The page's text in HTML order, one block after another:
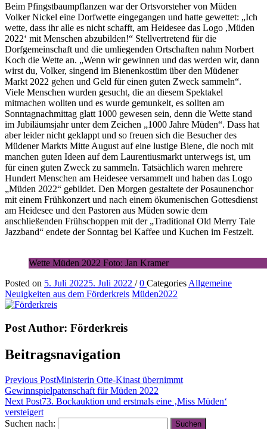
Beim Pfingstbaumpflanzen war der Ortsvorsteher von Müden
Volker Nickel eine Dorfwette eingegangen und hatte gewettet: „Ich
wette, dass ihr alle es nicht schafft, am Heidesee das Logo ,Müden
2022‘ mit Menschen abzubilden!“ Stellvertretend für die
Dorfgemeinschaft und die umliegenden Ortschaften nahm Norbert
Koch die Wette an. „Wenn wir gewinnen und das werden wir, dann
wirst du, Volker, singend im Bienenkostüm über den Müdener
Markt 2022 gehen und Geld für einen guten Zweck sammeln“.
Viele Menschen wurden gesucht, die an diesem Spektakel
mitmachen wollten und es wurde gemunkelt, es sollten am
Sonntagnachmittag glatt 1000 gewesen sein, denn die Wette stand
im Jubiläumsjahr unter dem Zeichen „1000 Jahre Müden“. Dass hat
aber leider nicht geklappt und so freuen sich die Besucher des
Müdener Markts Mitte August auf eine lustige Biene, die noch mit
manchen guten Ideen auf dem Laurentiusmarkt unterwegs ist, um
für einen guten Zweck zu sammeln. Tatsächlich waren mehrere
Hundert Menschen am Heidesee versammelt und haben das Logo
„Müden 2022“ gebildet. Den Morgen gestaltete der Posaunenchor
mit einem Frühkonzert und nach einem ökumenischen Gottesdienst
am Heidesee und den Pastoren aus Müden sowie dem
anschließenden Frühschoppen mit der „Traditional Old Merry Tale
Jazzband“ endete der Sonntag bei Kaffee und Kuchen im Festzelt.
Wette Müden 2022 Foto: Jan Kramer
Posted on 5. Juli 20225. Juli 2022 / 0 Categories Allgemeine
Neuigkeiten aus dem Förderkreis Müden2022
Post Author: Förderkreis
Beitragsnavigation
Previous PostMinisterin Otte-Kinast übernimmt
Gewinnspielpatenschaft für Müden 2022
Next Post73. Bockauktion und erstmals eine ‚Miss Müden‘
versteigert
Suchen nach: